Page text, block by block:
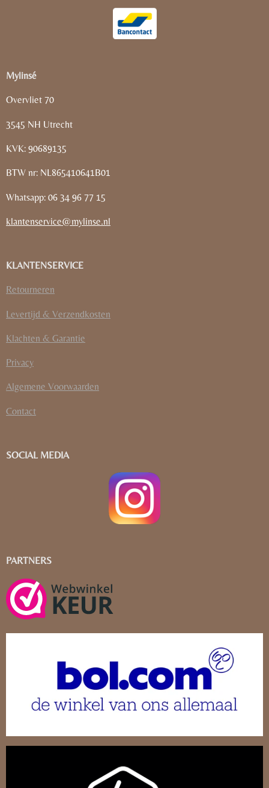
Mylinsé
Overvliet 70
3545 NH Utrecht
KVK: 90689135
BTW nr: NL865410641B01
Whatsapp: 06 34 96 77 15
klantenservice@mylinse.nl
KLANTENSERVICE
Retourneren
Levertijd & Verzendkosten
Klachten & Garantie
Privacy
Algemene Voorwaarden
Contact
SOCIAL MEDIA
PARTNERS